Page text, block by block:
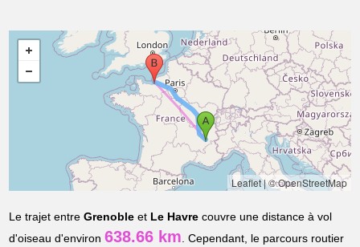
Leaflet|© OpenStreetMap
Le trajet entreGrenoble et Le Havre couvre une distance à vol
d'oiseau d'environ638.66 km. Cependant, le parcours routier